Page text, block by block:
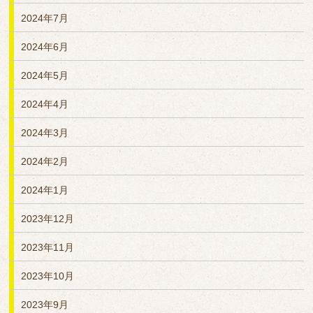
2024年7月
2024年6月
2024年5月
2024年4月
2024年3月
2024年2月
2024年1月
2023年12月
2023年11月
2023年10月
2023年9月